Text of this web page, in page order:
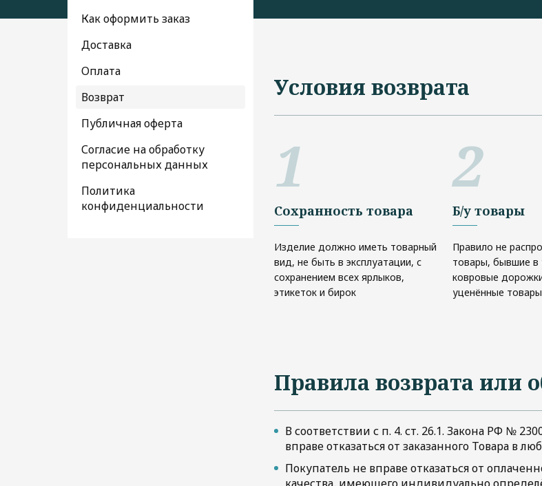
Как оформить заказ
Доставка
Оплата
Возврат
Публичная оферта
Согласие на обработку
персональных данных
Политика
конфиденциальности
Условия возврата
Сохранность товара
Изделие должно иметь товарный
вид, не быть в эксплуатации, с
сохранением всех ярлыков,
этикеток и бирок
Б/у товары
Правило не
товары, бывшие в
ковровые
уценённые товары
Правила возврата или
В соответствии с п. 4. ст. 26.1. Закона РФ №
вправе отказаться от заказанного Товара в
Покупатель не вправе отказаться от